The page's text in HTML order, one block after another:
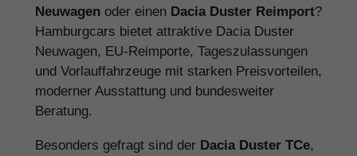
Neuwagen oder einen Dacia Duster Reimport?
Hamburgcars bietet attraktive Dacia Duster
Neuwagen, EU-Reimporte, Tageszulassungen
und Vorlauffahrzeuge mit starken Preisvorteilen,
moderner Ausstattung und bundesweiter
Beratung.
Besonders gefragt sind der Dacia Duster TCe,